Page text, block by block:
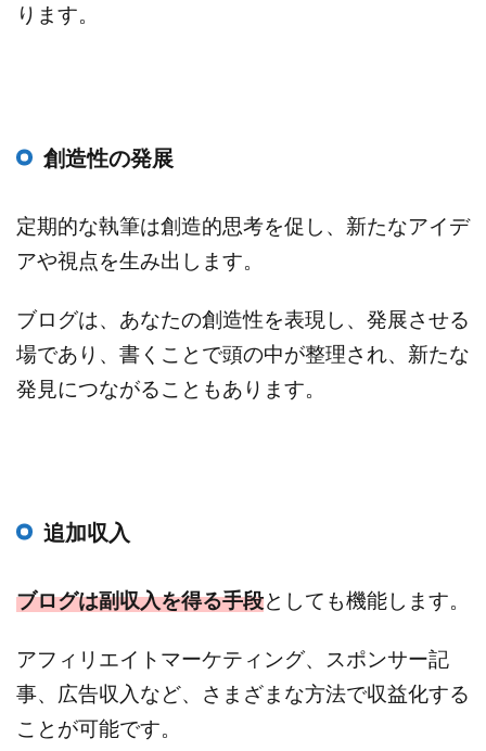
ります。
創造性の発展
定期的な執筆は創造的思考を促し、新たなアイデ
アや視点を生み出します。
ブログは、あなたの創造性を表現し、発展させる
場であり、書くことで頭の中が整理され、新たな
発見につながることもあります。
追加収入
ブログは副収入を得る手段としても機能します。
アフィリエイトマーケティング、スポンサー記
事、広告収入など、さまざまな方法で収益化する
ことが可能です。